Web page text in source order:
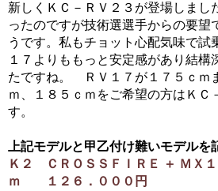
新しくＫＣ－ＲＶ２３が登場しまし
ったのですが技術選選手からの要望
うです。私もチョット心配気味で試
１７よりももっと安定感があり結構
たですね。 ＲＶ１７が１７５ｃｍ
ｍ、１８５ｃｍをご希望の方はＫＣ
す。
上記モデルと甲乙付け難いモデルを
Ｋ２ ＣＲＯＳＳＦＩＲＥ ＋ ＭＸ
ｍ １２６．０００円